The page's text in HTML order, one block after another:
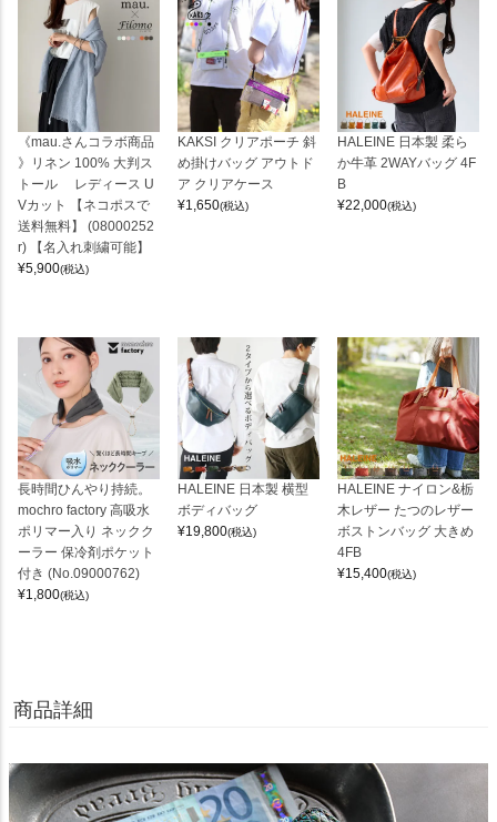
《mau.さんコラボ商品
》リネン 100% 大判ス
トール レディース U
Vカット 【ネコポスで
送料無料】 (08000252
r) 【名入れ刺繍可能】
¥5,900(税込)
KAKSI クリアポーチ 斜
め掛けバッグ アウトド
ア クリアケース
¥1,650(税込)
HALEINE 日本製 柔ら
か牛革 2WAYバッグ 4F
B
¥22,000(税込)
長時間ひんやり持続。
mochro factory 高吸水
ポリマー入り ネックク
ーラー 保冷剤ポケット
付き (No.09000762)
¥1,800(税込)
HALEINE 日本製 横型
ボディバッグ
¥19,800(税込)
HALEINE ナイロン&栃
木レザー たつのレザー
ボストンバッグ 大きめ
4FB
¥15,400(税込)
商品詳細